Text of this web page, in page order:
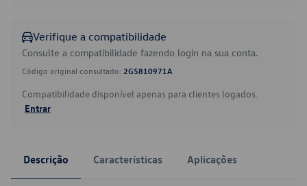
Verifique a compatibilidade
Consulte a compatibilidade fazendo login na sua conta.
Código original consultado: 2G5810971A
Compatibilidade disponível apenas para clientes logados.
Entrar
Descrição Características Aplicações